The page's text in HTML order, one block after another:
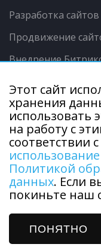
Разработка сайтов
Продвижение
Внедрение
Интеграции сайта
Продвижение в
Copyright © 2015
Политика
Разработка и
Этот сайт
хранения
использовать
на работу с
соответствии с
Политикой
данных. Если
покиньте наш
ПОНЯТНО